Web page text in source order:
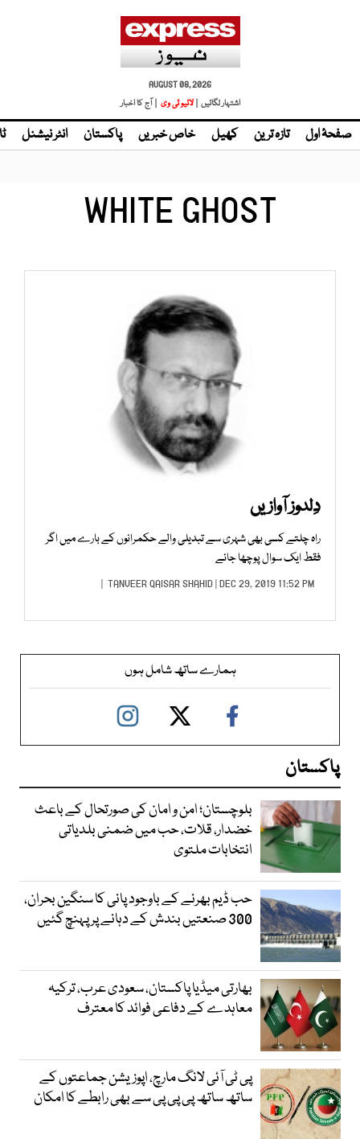
AUGUST 08, 2026
اشتہار لگائیں | لائیو ٹی وی | آج کا اخبار
صفحۂ اول تازہ ترین کھیل خاص خبریں پاکستان انٹر نیشنل
WHITE GHOST
دِلدوز آوازیں
راہ چلتے کسی بھی شہری سے تبدیلی والے حکمرانوں کے بارے میں اگر
فقط ایک سوال پوچھا جائے
TANVEER QAISAR SHAHID| DEC 29, 2019 11:52 PM |
ہمارے ساتھ شامل ہوں
پاکستان
بلوچستان؛ امن و امان کی صورتحال کے باعث
خضدار، قلات، حب میں ضمنی بلدیاتی
انتخابات ملتوی
حب ڈیم بھرنے کے باوجود پانی کا سنگین بحران،
300 صنعتیں بندش کے دہانے پر پہنچ گئیں
بھارتی میڈیا پاکستان، سعودی عرب، ترکیہ
معاہدے کے دفاعی فوائد کا معترف
پی ٹی آئی لانگ مارچ، اپوزیشن جماعتوں کے
ساتھ ساتھ پی پی پی سے بھی رابطے کا امکان